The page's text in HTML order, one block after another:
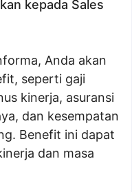
kepada Sales
Anda akan
seperti gaji
kinerja, asuransi
dan kesempatan
Benefit ini dapat
dan masa